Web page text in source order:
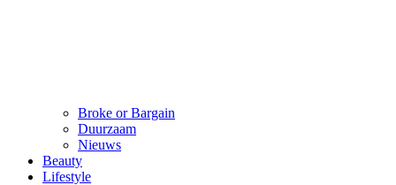
Broke or Bargain
Duurzaam
Nieuws
Beauty
Lifestyle